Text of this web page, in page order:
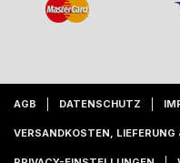
AGB DATENSCHUTZ
VERSANDKOSTEN, LIEFERUNG